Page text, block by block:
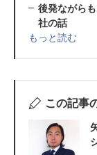
後発ながら
社の話
もっと読む
この記事